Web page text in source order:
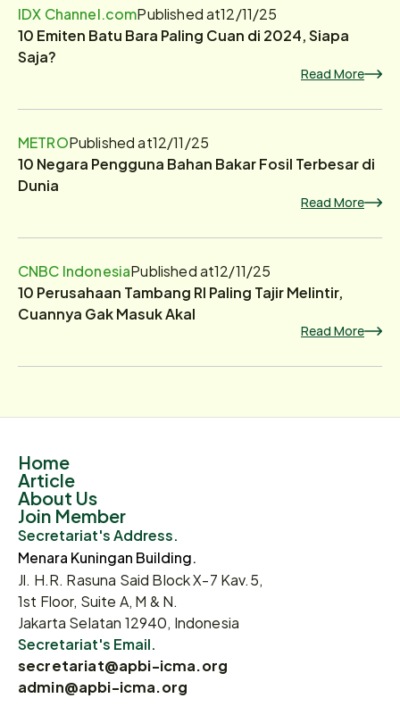
IDX Channel.comPublished at12/11/25
10 Emiten Batu Bara Paling Cuan di 2024, Siapa
Saja?
Read More
METROPublished at12/11/25
10 Negara Pengguna Bahan Bakar Fosil Terbesar di
Dunia
Read More
CNBC IndonesiaPublished at12/11/25
10 Perusahaan Tambang RI Paling Tajir Melintir,
Cuannya Gak Masuk Akal
Read More
Home
Article
About Us
Join Member
Secretariat's Address.
Menara Kuningan Building.
Jl. H.R. Rasuna Said Block X-7 Kav.5,
1st Floor, Suite A, M & N.
Jakarta Selatan 12940, Indonesia
Secretariat's Email.
secretariat@apbi-icma.org
admin@apbi-icma.org